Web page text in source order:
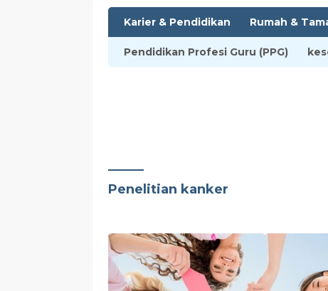
Karier & Pendidikan Rumah &
Pendidikan Profesi Guru (PPG)
Penelitian kanker